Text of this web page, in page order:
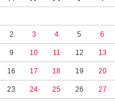
2 3 4 5 6
9 10 11 12 13
16 17 18 19 20
23 24 25 26 27